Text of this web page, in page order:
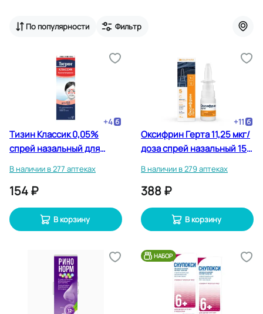
По популярности Фильтр
+4
Тизин Классик 0,05%
спрей назальный для
В наличии в 277 аптеках
154 ₽
В корзину
+11
Оксифрин Герта 11,25 мкг/
доза спрей назальный 15
В наличии в 279 аптеках
388 ₽
В корзину
НАБОР